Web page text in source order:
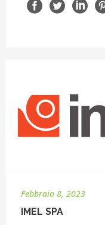
Febbraio 8, 2023
IMEL SPA